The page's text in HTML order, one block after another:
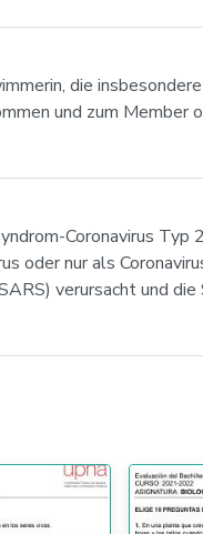
die
und zum Member
Coronavirus Typ
oder nur als
verursacht und